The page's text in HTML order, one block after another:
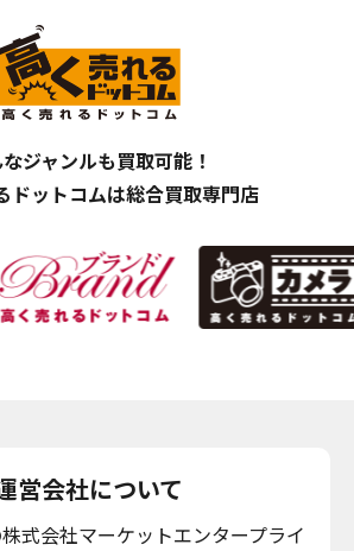
ジャンルも買取可能！
ドットコムは総合買取専門店
営会社について
式会社マーケットエンタープライ